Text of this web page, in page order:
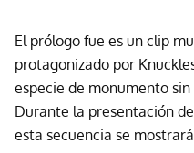
El prólogo fue es un clip
protagonizado por
especie de monumento
Durante la presentación
esta secuencia se